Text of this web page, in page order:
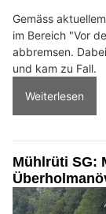
Gemäss
im Bereich "Vor
abbremsen.
und kam zu Fall.
Weiterlesen
Mühlrüti SG: